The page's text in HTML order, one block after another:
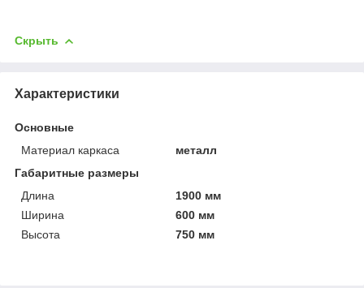
Скрыть
Характеристики
Основные
Материал каркаса
металл
Габаритные размеры
Длина
1900 мм
Ширина
600 мм
Высота
750 мм